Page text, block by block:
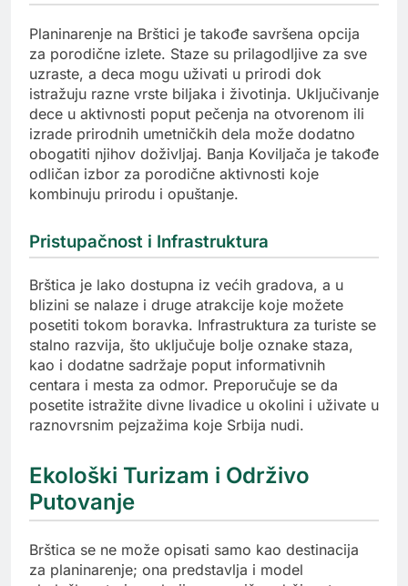
Planinarenje na Brštici je takođe savršena opcija
za porodične izlete. Staze su prilagodljive za sve
uzraste, a deca mogu uživati u prirodi dok
istražuju razne vrste biljaka i životinja. Uključivanje
dece u aktivnosti poput pečenja na otvorenom ili
izrade prirodnih umetničkih dela može dodatno
obogatiti njihov doživljaj. Banja Koviljača je takođe
odličan izbor za porodične aktivnosti koje
kombinuju prirodu i opuštanje.
Pristupačnost i Infrastruktura
Brštica je lako dostupna iz većih gradova, a u
blizini se nalaze i druge atrakcije koje možete
posetiti tokom boravka. Infrastruktura za turiste se
stalno razvija, što uključuje bolje oznake staza,
kao i dodatne sadržaje poput informativnih
centara i mesta za odmor. Preporučuje se da
posetite istražite divne livadice u okolini i uživate u
raznovrsnim pejzažima koje Srbija nudi.
Ekološki Turizam i Održivo
Putovanje
Brštica se ne može opisati samo kao destinacija
za planinarenje; ona predstavlja i model